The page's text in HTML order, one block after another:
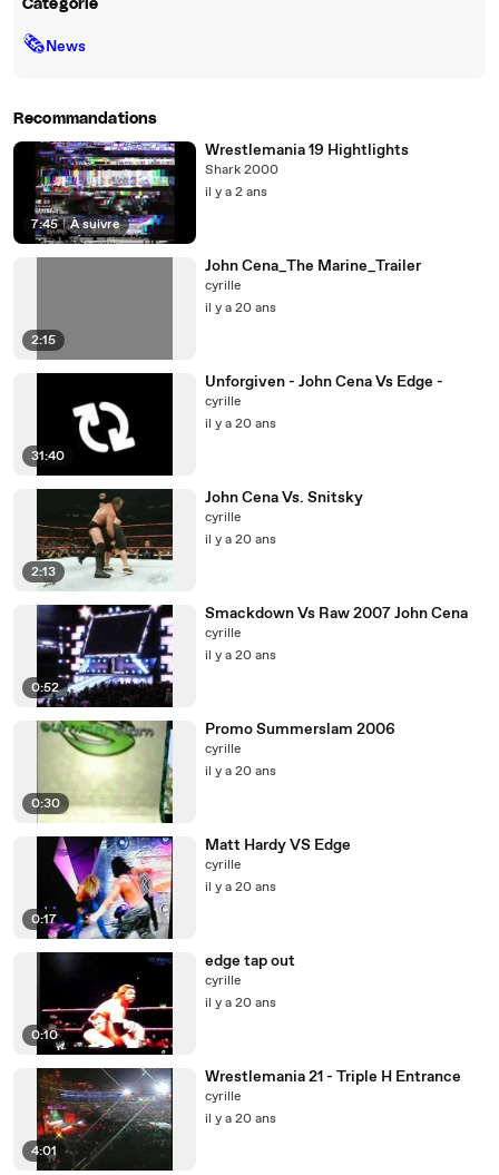
Catégorie
🗞News
Recommandations
7:45 | À suivre
Wrestlemania 19 Hightlights
Shark 2000
il y a 2 ans
2:15
John Cena_The Marine_Trailer
cyrille
il y a 20 ans
31:40
Unforgiven - John Cena Vs Edge -
cyrille
il y a 20 ans
2:13
John Cena Vs. Snitsky
cyrille
il y a 20 ans
0:52
Smackdown Vs Raw 2007 John Cena
cyrille
il y a 20 ans
0:30
Promo Summerslam 2006
cyrille
il y a 20 ans
0:17
Matt Hardy VS Edge
cyrille
il y a 20 ans
0:10
edge tap out
cyrille
il y a 20 ans
4:01
Wrestlemania 21 - Triple H Entrance
cyrille
il y a 20 ans